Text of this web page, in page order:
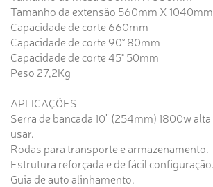
Tamanho da extensão 560mm X 1040mm
Capacidade de corte 660mm
Capacidade de corte 90° 80mm
Capacidade de corte 45° 50mm
Peso 27,2Kg
APLICAÇÕES
Serra de bancada 10" (254mm) 1800w
usar.
Rodas para transporte e armazenamento.
Estrutura reforçada e de fácil configuração.
Guia de auto alinhamento.